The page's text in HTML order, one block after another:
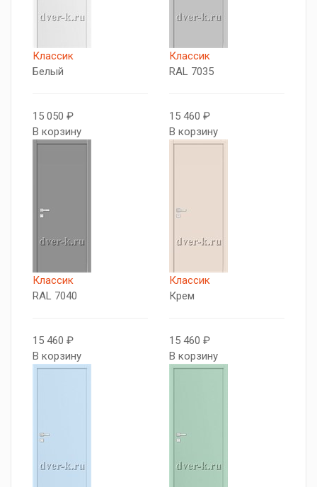
Классик
Белый
15 050 ₽
В корзину
Классик
RAL 7035
15 460 ₽
В корзину
Классик
RAL 7040
15 460 ₽
В корзину
Классик
Крем
15 460 ₽
В корзину